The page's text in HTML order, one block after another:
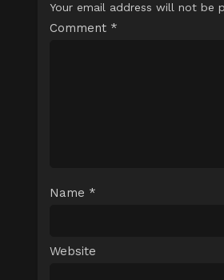
Your email address will not be
Comment *
Name *
Website